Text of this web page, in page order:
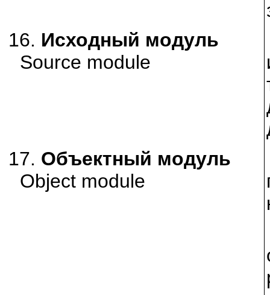
16. Исходный модуль
Source module
17. Объектный модуль
Object module